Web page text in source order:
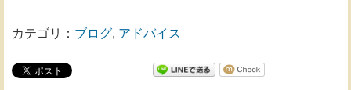
カテゴリ： ブログ, アドバイス